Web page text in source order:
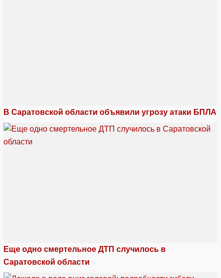
В Саратовской области объявили угрозу атаки БПЛА
Еще одно смертельное ДТП случилось в
Саратовской области